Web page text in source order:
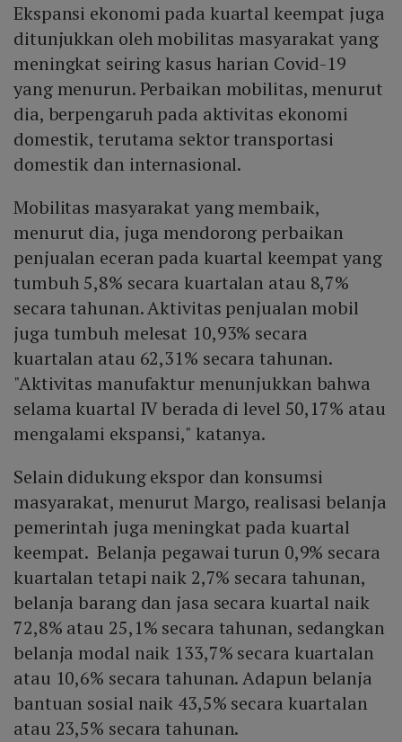
Ekspansi ekonomi pada kuartal keempat juga
ditunjukkan oleh mobilitas masyarakat yang
meningkat seiring kasus harian Covid-19
yang menurun. Perbaikan mobilitas, menurut
dia, berpengaruh pada aktivitas ekonomi
domestik, terutama sektor transportasi
domestik dan internasional.
Mobilitas masyarakat yang membaik,
menurut dia, juga mendorong perbaikan
penjualan eceran pada kuartal keempat yang
tumbuh 5,8% secara kuartalan atau 8,7%
secara tahunan. Aktivitas penjualan mobil
juga tumbuh melesat 10,93% secara
kuartalan atau 62,31% secara tahunan.
"Aktivitas manufaktur menunjukkan bahwa
selama kuartal IV berada di level 50,17% atau
mengalami ekspansi," katanya.
Selain didukung ekspor dan konsumsi
masyarakat, menurut Margo, realisasi belanja
pemerintah juga meningkat pada kuartal
keempat. Belanja pegawai turun 0,9% secara
kuartalan tetapi naik 2,7% secara tahunan,
belanja barang dan jasa secara kuartal naik
72,8% atau 25,1% secara tahunan, sedangkan
belanja modal naik 133,7% secara kuartalan
atau 10,6% secara tahunan. Adapun belanja
bantuan sosial naik 43,5% secara kuartalan
atau 23,5% secara tahunan.